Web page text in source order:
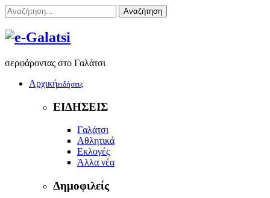
Αναζήτηση
σερφάροντας στο Γαλάτσι
Αρχικήειδήσεις
ΕΙΔΗΣΕΙΣ
Γαλάτσι
Αθλητικά
Εκλογές
Άλλα νέα
Δημοφιλείς